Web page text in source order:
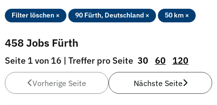
Filter löschen × 90 Fürth, Deutschland × 50 km ×
458 Jobs Fürth
Seite 1 von 16 | Treffer pro Seite 30 60 120
Vorherige Seite Nächste Seite